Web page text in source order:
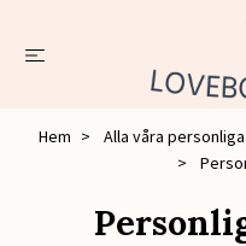
Hem
Alla våra